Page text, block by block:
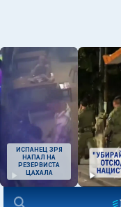
ИСПАНЕЦ ЗРЯ
НАПАЛ НА
РЕЗЕРВИСТА
ЦАХАЛА